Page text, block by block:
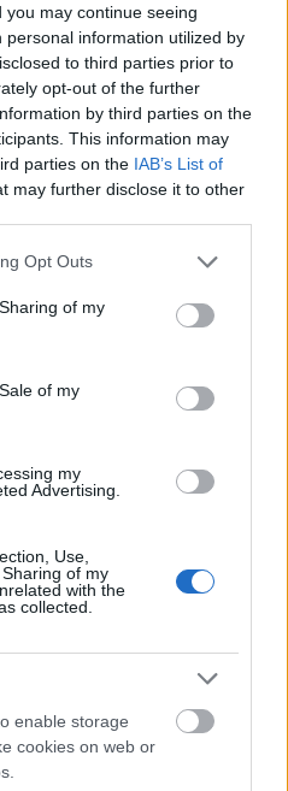
may continue seeing
information utilized by
to third parties prior to
opt-out of the further
by third parties on the
This information may
parties on the IAB’s List of
may further disclose it to other
app uses one or more Google
behaviour. You may click to
and its third-party tags to
purposes in below Google
Opt Outs
of my
of my
my
Advertising.
Use,
of my
with the
collected.
enable storage
cookies on web or
vonulásáról hallunk,
túl sok jóra. Ez
eset. Jacob French
501. Briodalmi
Első Vader
katona egy ausztráliai
gyűjt egy egész
egyenruhájában teszi
már korábban is
méretű akciókat.
RunMelb
alapítványt
beteg